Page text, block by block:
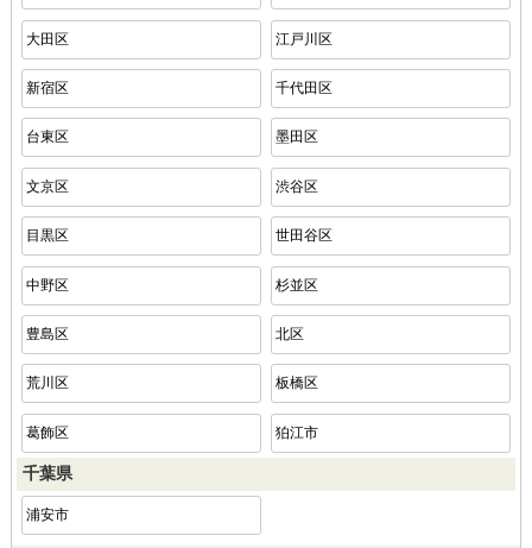
大田区 江戸川区
新宿区 千代田区
台東区 墨田区
文京区 渋谷区
目黒区 世田谷区
中野区 杉並区
豊島区 北区
荒川区 板橋区
葛飾区 狛江市
千葉県
浦安市